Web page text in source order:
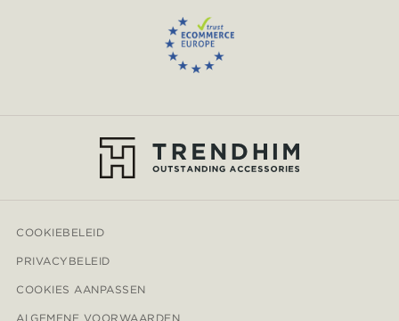
COOKIEBELEID
PRIVACYBELEID
COOKIES AANPASSEN
ALGEMENE VOORWAARDEN